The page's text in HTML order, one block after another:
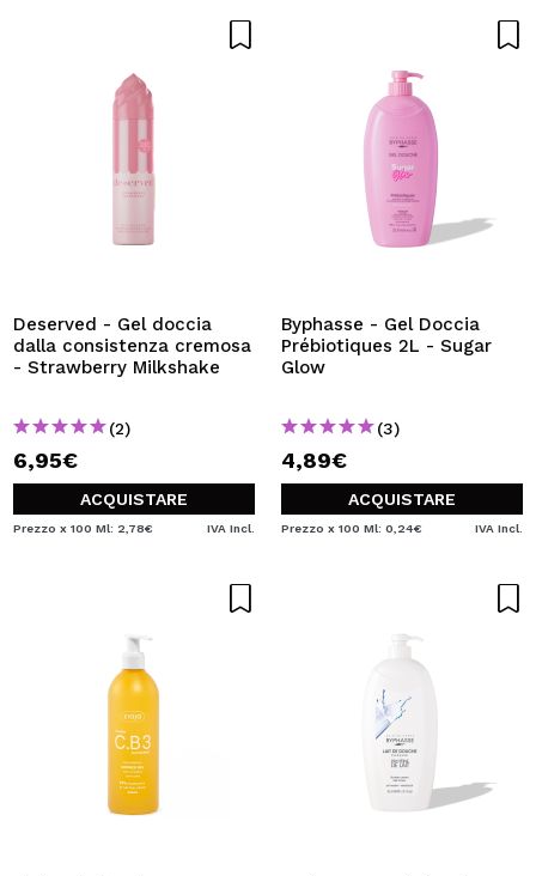
Deserved - Gel doccia
dalla consistenza cremosa
- Strawberry Milkshake
(2)
6,95€
ACQUISTARE
Prezzo x 100 Ml: 2,78€ IVA Incl.
Byphasse - Gel Doccia
Prébiotiques 2L - Sugar
Glow
(3)
4,89€
ACQUISTARE
Prezzo x 100 Ml: 0,24€ IVA Incl.